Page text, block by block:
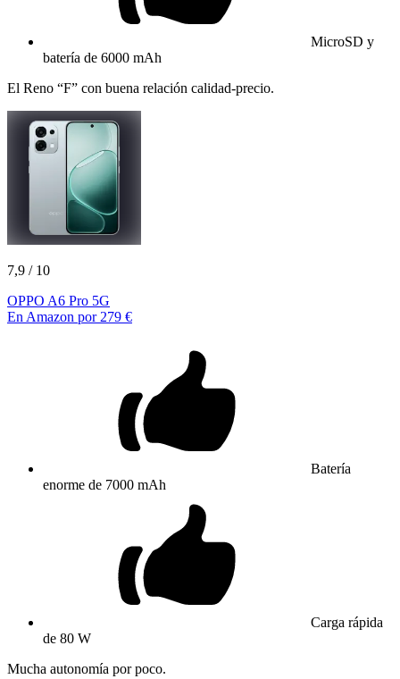
MicroSD y
batería de 6000 mAh
El Reno “F” con buena relación calidad-precio.
7,9 / 10
OPPO A6 Pro 5G
En Amazon por 279 €
Batería
enorme de 7000 mAh
Carga rápida
de 80 W
Mucha autonomía por poco.